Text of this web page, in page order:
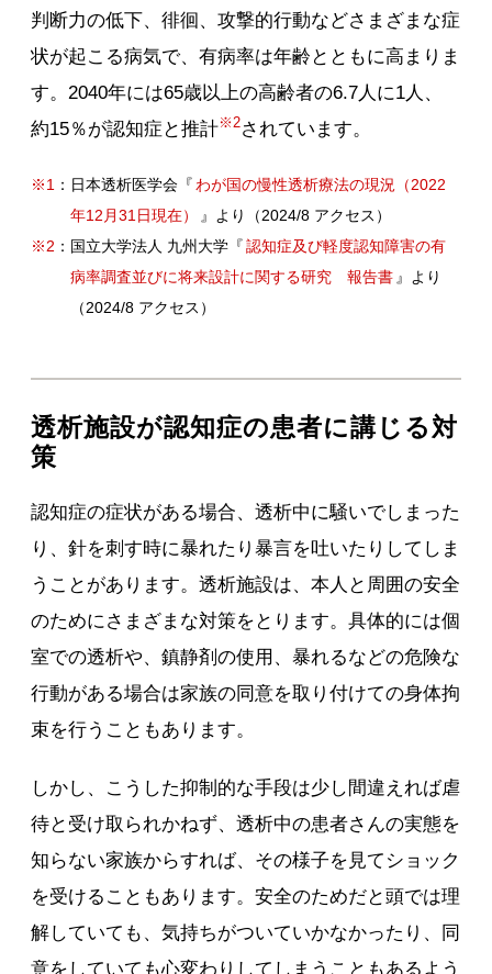
判断力の低下、徘徊、攻撃的行動などさまざまな症
状が起こる病気で、有病率は年齢とともに高まりま
す。2040年には65歳以上の高齢者の6.7人に1人、
約15％が認知症と推計※2されています。
※1 ：日本透析医学会『 わが国の慢性透析療法の現況（2022
年12月31日現在）
』より（2024/8 アクセス）
※2 ：国立大学法人 九州大学『 認知症及び軽度認知障害の有
病率調査並びに将来設計に関する研究 報告書 』より
（2024/8 アクセス）
透析施設が認知症の患者に講じる対
策
認知症の症状がある場合、透析中に騒いでしまった
り、針を刺す時に暴れたり暴言を吐いたりしてしま
うことがあります。透析施設は、本人と周囲の安全
のためにさまざまな対策をとります。具体的には個
室での透析や、鎮静剤の使用、暴れるなどの危険な
行動がある場合は家族の同意を取り付けての身体拘
束を行うこともあります。
しかし、こうした抑制的な手段は少し間違えれば虐
待と受け取られかねず、透析中の患者さんの実態を
知らない家族からすれば、その様子を見てショック
を受けることもあります。安全のためだと頭では理
解していても、気持ちがついていかなかったり、同
意をしていても心変わりしてしまうこともあるよう